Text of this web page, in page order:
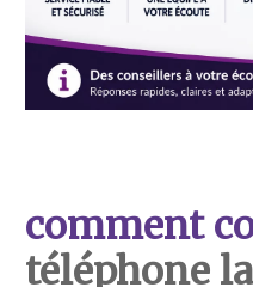
comment
téléphone